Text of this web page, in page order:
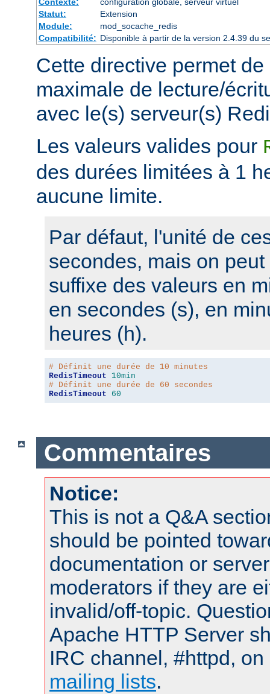
Contexte:
configuration globale, serveur virtuel
Statut:
Extension
Module:
mod_socache_redis
Compatibilité: Disponible à partir de la version 2.4.39 du
Cette directive permet
maximale de lecture/
avec le(s) serveur(s)
Les valeurs valides pour
des durées limitées à 1
aucune limite.
Par défaut, l'unité de
secondes, mais on
suffixe des valeurs en
en secondes (s), en
heures (h).
# Définit une durée de 10 minutes
RedisTimeout
10min
# Définit une durée de 60 secondes
RedisTimeout
60
Commentaires
Notice:
This is not a Q&A
should be pointed
documentation or
moderators if they are
invalid/off-topic.
Apache HTTP Server
IRC channel, #httpd,
mailing lists.